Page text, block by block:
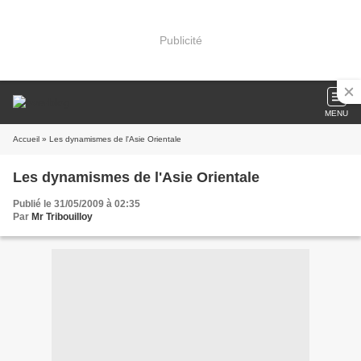
Publicité
MENU
Accueil » Les dynamismes de l'Asie Orientale
Les dynamismes de l'Asie Orientale
Publié le 31/05/2009 à 02:35
Par Mr Tribouilloy